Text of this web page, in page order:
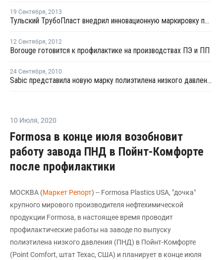
19 Сентября, 2013
Тульский ТрубоПласт внедрил инновационную маркировку продукции
12 Сентября, 2012
Borouge готовится к профилактике на производствах ПЭ и ПП
24 Сентября, 2010
Sabic представила новую марку полиэтилена низкого давления
10 Июля, 2020
Formosa в конце июля возобновит
работу завода ПНД в Пойнт-Комфорте
после профилактики
МОСКВА (Маркет Репорт) -- Formosa Plastics USA, "дочка"
крупного мирового производителя нефтехимической
продукции Formosa, в настоящее время проводит
профилактические работы на заводе по выпуску
полиэтилена низкого давления (ПНД) в Пойнт-Комфорте
(Point Comfort, штат Техас, США) и планирует в конце июля